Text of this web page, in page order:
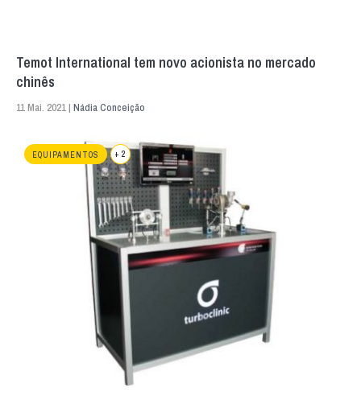
Temot International tem novo acionista no mercado
chinês
11 Mai. 2021 | Nádia Conceição
EQUIPAMENTOS + 2